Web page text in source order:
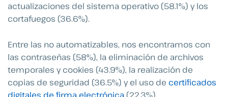
actualizaciones del sistema operativo (58.1%) y los
cortafuegos (36.6%).
Entre las no automatizables, nos encontramos con
las contraseñas (58%), la eliminación de archivos
temporales y cookies (43.9%), la realización de
copias de seguridad (36.5%) y el uso de certificados